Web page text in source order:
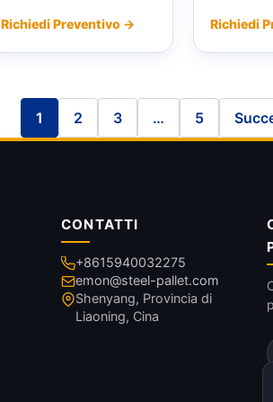
Richiedi Preventivo → Richiedi
1 2 3 … 5
CONTATTI
+8615940032275
emon@steel-pallet.com
Shenyang, Provincia di
Liaoning, Cina